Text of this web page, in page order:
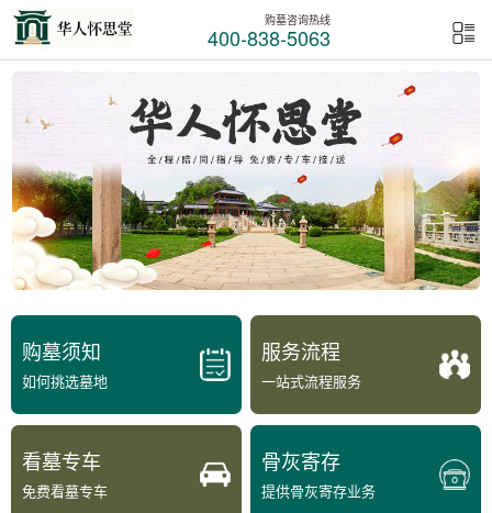
购墓咨询热线
400-838-5063
购墓须知
如何挑选墓地
服务流程
一站式流程服务
看墓专车
免费看墓专车
骨灰寄存
提供骨灰寄存业务